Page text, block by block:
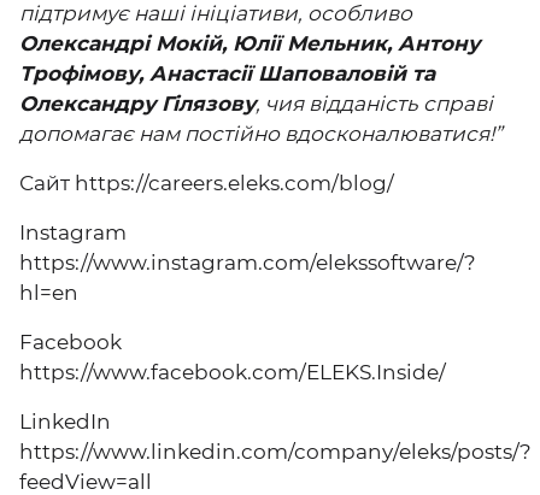
підтримує наші ініціативи, особливо
Олександрі Мокій, Юлії Мельник, Антону
Трофімову, Анастасії Шаповаловій та
Олександру Гілязову, чия відданість справі
допомагає нам постійно вдосконалюватися!”
Сайт https://careers.eleks.com/blog/
Instagram
https://www.instagram.com/elekssoftware/?
hl=en
Facebook
https://www.facebook.com/ELEKS.Inside/
LinkedIn
https://www.linkedin.com/company/eleks/posts/?
feedView=all